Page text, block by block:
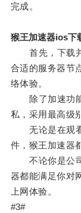
完成。
猴王加速器ios下
首先，下载并
合适的服务器节
络体验。
除了加速功能
私，采用最高级
无论是在观看
件，猴王加速器
不论你是公司
器都能满足你对
上网体验。
#3#